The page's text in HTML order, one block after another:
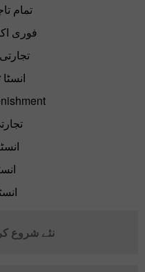
تمام
فوری
نئے شروع